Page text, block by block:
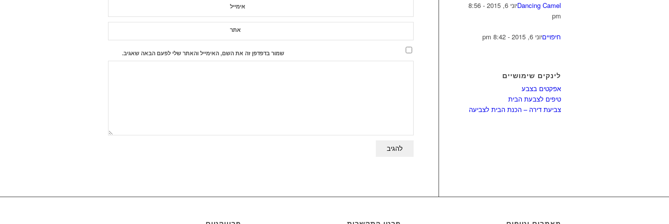
אימייל
אתר
שמור בדפדפן זה את השם, האימייל והאתר שלי לפעם הבאה שאגיב.
Dancing Camel
יוני 6, 2015 - 8:56
pm
חיפוייםיוני 6, 2015 - 8:42 pm
לינקים שימושיים
אפקטים בצבע
טיפים לצבעת הבית
צביעת דירה – הכנת הבית לצביעה